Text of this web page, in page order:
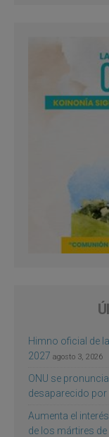
Himno oficial de
2027 agosto 3, 2026
ONU se
desaparecido
Aumenta el
de los mártires